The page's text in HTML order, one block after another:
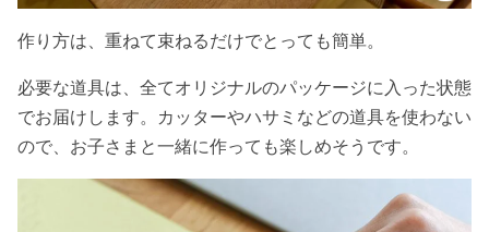
作り方は、重ねて束ねるだけでとっても簡単。
必要な道具は、全てオリジナルのパッケージに入った状態
でお届けします。カッターやハサミなどの道具を使わない
ので、お子さまと一緒に作っても楽しめそうです。